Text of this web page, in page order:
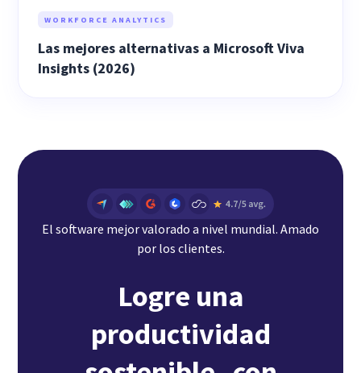
WORKFORCE ANALYTICS
Las mejores alternativas a Microsoft Viva
Insights (2026)
El software mejor valorado a nivel mundial. Amado
por los clientes.
Logre una
productividad